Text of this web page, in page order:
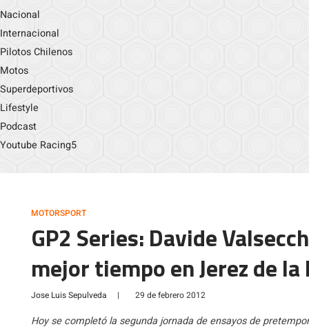
Nacional
Internacional
Pilotos Chilenos
Motos
Superdeportivos
Lifestyle
Podcast
Youtube Racing5
MOTORSPORT
GP2 Series: Davide
mejor tiempo en Jerez de
Jose Luis Sepulveda | 29 de febrero 2012
Hoy se completó la segunda jornada de ensayos de